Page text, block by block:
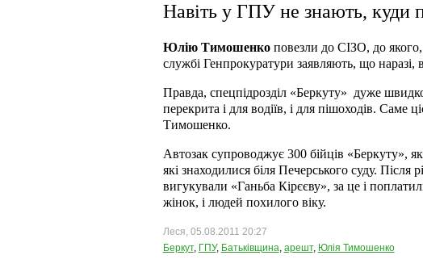
Навіть у ГПУ не знають,
Юлію Тимошенкоповезли до СІЗО, до
службі Генпрокуратури заявляють, що
Правда, спецпідрозділ «Беркуту» дуже
перекрита і для водіїв, і для пішоходів. Саме
Тимошенко.
Автозак супроводжує 300 бійців «Беркуту»,
які знаходилися біля Печерського суду.
вигукували «Ганьба Кірєєву», за це і
жінок, і людей похилого віку.
Леся, 05.08.2011 20:27
Беркут, ГПУ, Батьківщина, арешт, Юлія Тимошенко